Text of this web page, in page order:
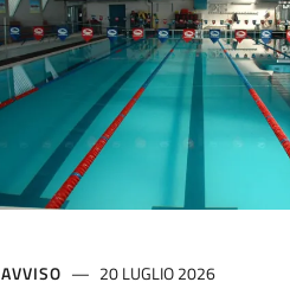
AVVISO 20 LUGLIO 2026